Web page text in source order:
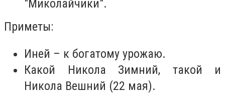
"Миколайчики".
Приметы:
Иней – к богатому урожаю.
Какой Никола Зимний, такой и
Никола Вешний (22 мая).